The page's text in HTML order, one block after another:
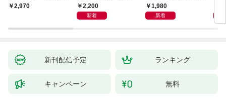
Veo， Kling， etc.
￥2,970
生成AI完全ガイド
2,200
新着
作るデータ活用法
1,980
新着
新刊配信予定 ランキング
キャンペーン 無料